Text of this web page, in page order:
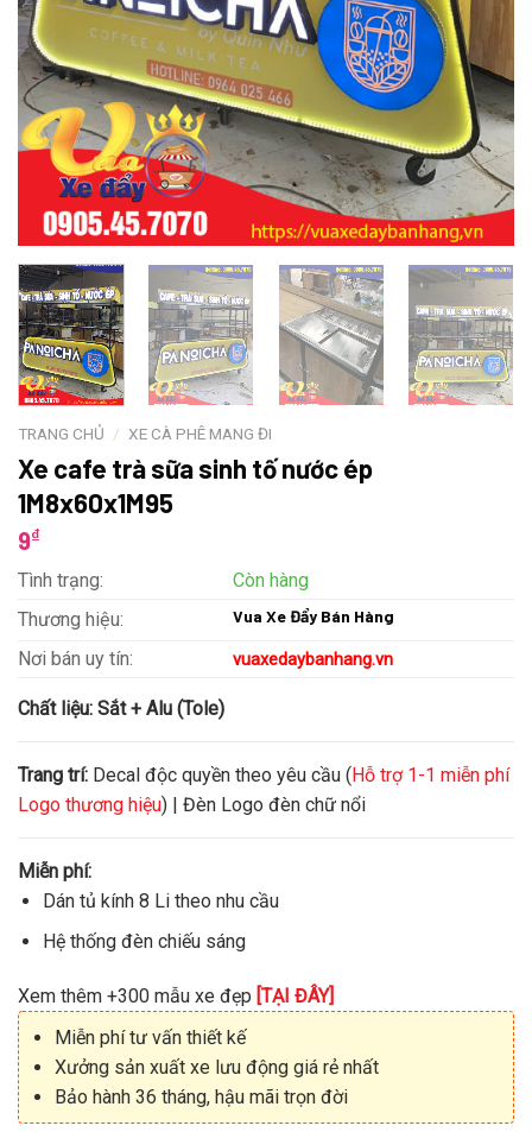
TRANG CHỦ / XE CÀ PHÊ MANG ĐI
Xe cafe trà sữa sinh tố nước ép
1M8x60x1M95
9₫
Tình trạng:
Còn hàng
Thương hiệu:
Vua Xe Đẩy Bán Hàng
Nơi bán uy tín: vuaxedaybanhang.vn
Chất liệu: Sắt + Alu (Tole)
Trang trí: Decal độc quyền theo yêu cầu (Hỗ trợ 1-1 miễn phí
Logo thương hiệu) | Đèn Logo đèn chữ nổi
Miễn phí:
Dán tủ kính 8 Li theo nhu cầu
Hệ thống đèn chiếu sáng
Xem thêm +300 mẫu xe đẹp [TẠI ĐÂY]
Miễn phí tư vấn thiết kế
Xưởng sản xuất xe lưu động giá rẻ nhất
Bảo hành 36 tháng, hậu mãi trọn đời